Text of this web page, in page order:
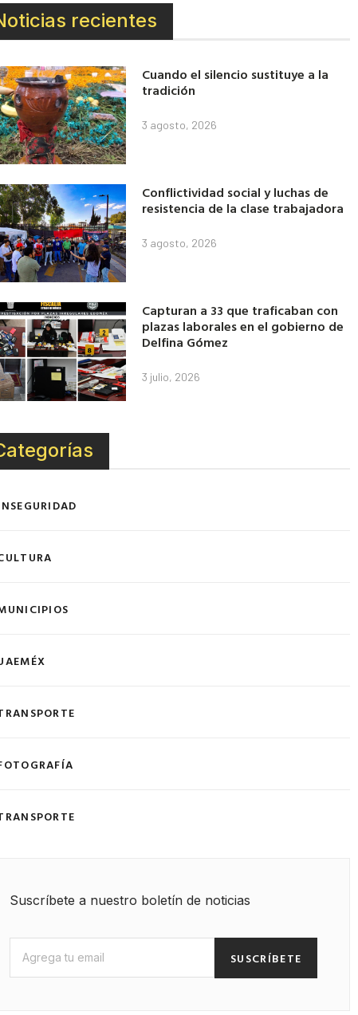
recientes
Cuando el silencio sustituye a la
tradición
3 agosto, 2026
Conflictividad social y luchas de
resistencia de la clase trabajadora
3 agosto, 2026
Capturan a 33 que traficaban con
plazas laborales en el gobierno de
Delfina Gómez
3 julio, 2026
Suscríbete a nuestro boletín de noticias
SUSCRÍBETE